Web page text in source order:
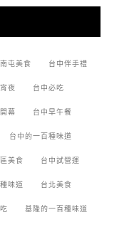
南屯美食 台中伴手禮
夜 台中必吃
幕 台中早午餐
台中的一百種味道
美食 台中試營運
味道 台北美食
基隆的一百種味道